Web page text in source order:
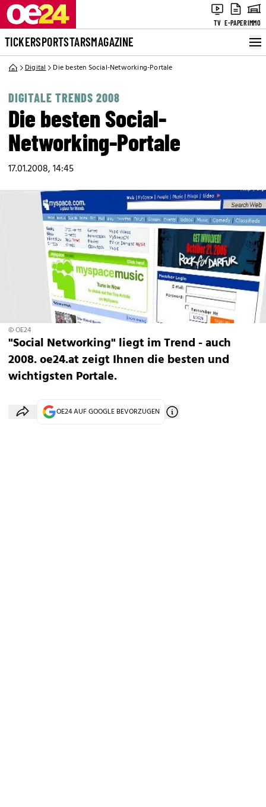
TV E-PAPERIMMO
TICKERSPORTSTARSMAGAZINE
Digital Die besten Social-Networking-Portale
DIGITALE TRENDS 2008
Die besten Social-
Networking-Portale
17.01.2008, 14:45
© OE24
"Social Networking" liegt im Trend - auch
2008. oe24.at zeigt Ihnen die besten und
wichtigsten Portale.
OE24 AUF GOOGLE BEVORZUGEN